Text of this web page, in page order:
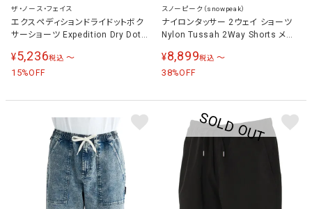
ザ・ノース・フェイス
エクスペディションドライドットボク
サーショーツ Expedition Dry Dot
ブラック NU12521 K
¥5,236税込 〜
15%OFF
スノーピーク（snowpeak）
ナイロンタッサー 2ウェイ ショーツ
Nylon Tussah 2Way Shorts メン
25SU007 BLACK
¥8,899税込 〜
38%OFF